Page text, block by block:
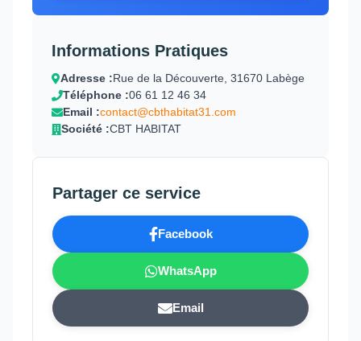
Informations Pratiques
Adresse :Rue de la Découverte, 31670 Labège
Téléphone :06 61 12 46 34
Email :contact@cbthabitat31.com
Société :CBT HABITAT
Partager ce service
Facebook
WhatsApp
Email